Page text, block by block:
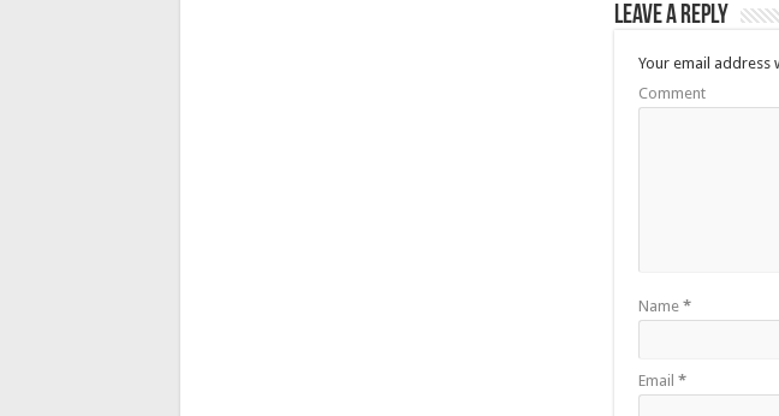
Leave a Reply
Your email address
Comment
Name *
Email *